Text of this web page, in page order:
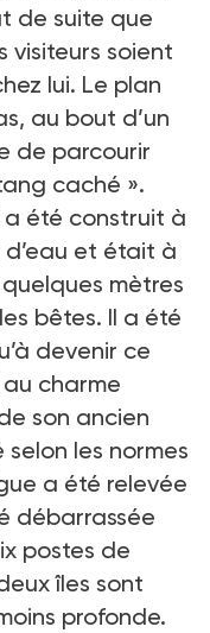
de suite que
soient
lui. Le plan
au bout d’un
de parcourir
caché ».
a été construit à
et était à
mètres
bêtes. Il a été
devenir ce
charme
son ancien
les normes
a été relevée
débarrassée
postes de
îles sont
profonde.